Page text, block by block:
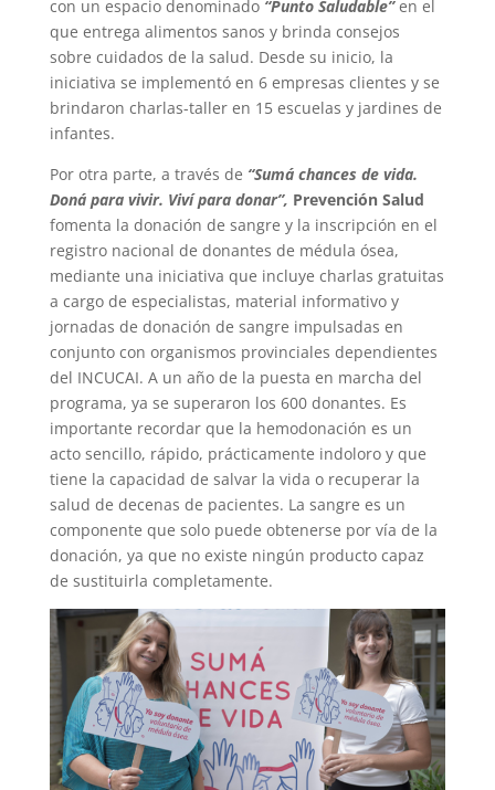
con un espacio denominado “Punto Saludable”en el
que entrega alimentos sanos y brinda consejos
sobre cuidados de la salud. Desde su inicio, la
iniciativa se implementó en 6 empresas clientes y se
brindaron charlas-taller en 15 escuelas y jardines de
infantes.
Por otra parte, a través de “Sumá chances de vida.
Doná para vivir. Viví para donar”, Prevención Salud
fomenta la donación de sangre y la inscripción en el
registro nacional de donantes de médula ósea,
mediante una iniciativa que incluye charlas gratuitas
a cargo de especialistas, material informativo y
jornadas de donación de sangre impulsadas en
conjunto con organismos provinciales dependientes
del INCUCAI. A un año de la puesta en marcha del
programa, ya se superaron los 600 donantes. Es
importante recordar que la hemodonación es un
acto sencillo, rápido, prácticamente indoloro y que
tiene la capacidad de salvar la vida o recuperar la
salud de decenas de pacientes. La sangre es un
componente que solo puede obtenerse por vía de la
donación, ya que no existe ningún producto capaz
de sustituirla completamente.